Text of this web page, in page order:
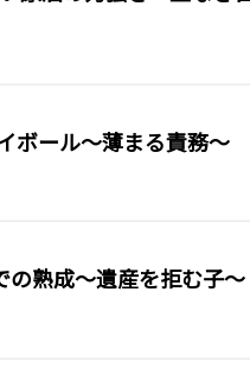
ボール〜薄まる責務〜
熟成〜遺産を拒む子〜